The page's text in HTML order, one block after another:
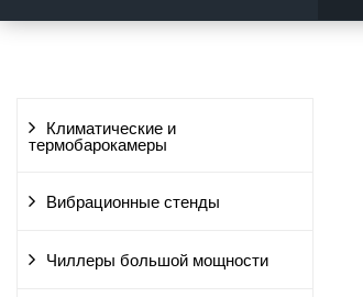
Климатические и
термобарокамеры
Вибрационные стенды
Чиллеры большой мощности